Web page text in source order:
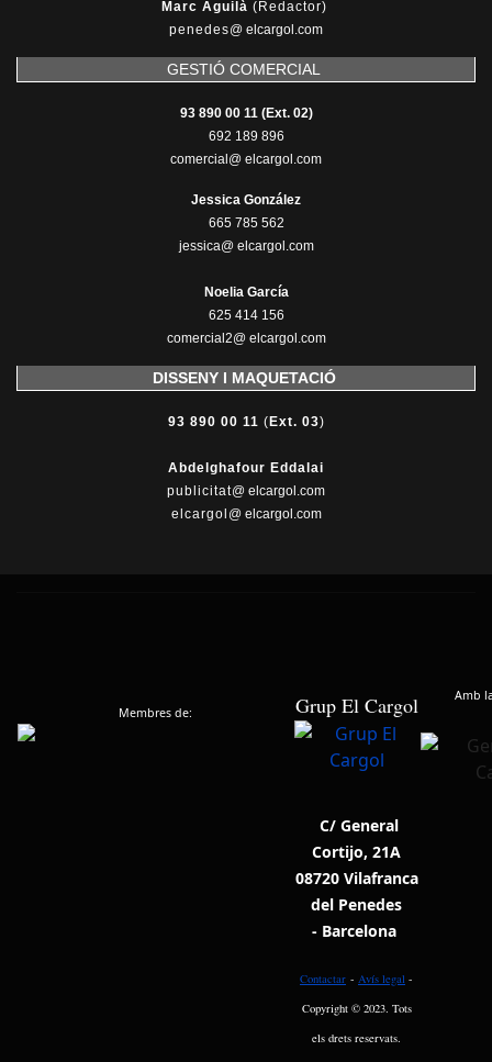
Marc Aguilà (Redactor)
penedes@ elcargol.com
GESTIÓ COMERCIAL
93 890 00 11 (Ext. 02)
692 189 896
comercial@ elcargol.com
Jessica González
665 785 562
jessica@ elcargol.com
Noelia García
625 414 156
comercial2@ elcargol.com
DISSENY I MAQUETACIÓ
93 890 00 11 ( Ext. 03)
Abdelghafour Eddalai
publicitat@ elcargol.com
elcargol @ elcargol.com
Membres de: Grup El Cargol Amb
C/ General
Cortijo, 21A
08720 Vilafranca
del Penedes
- Barcelona
Contactar - Avís legal -
Copyright © 2023. Tots
els drets reservats.